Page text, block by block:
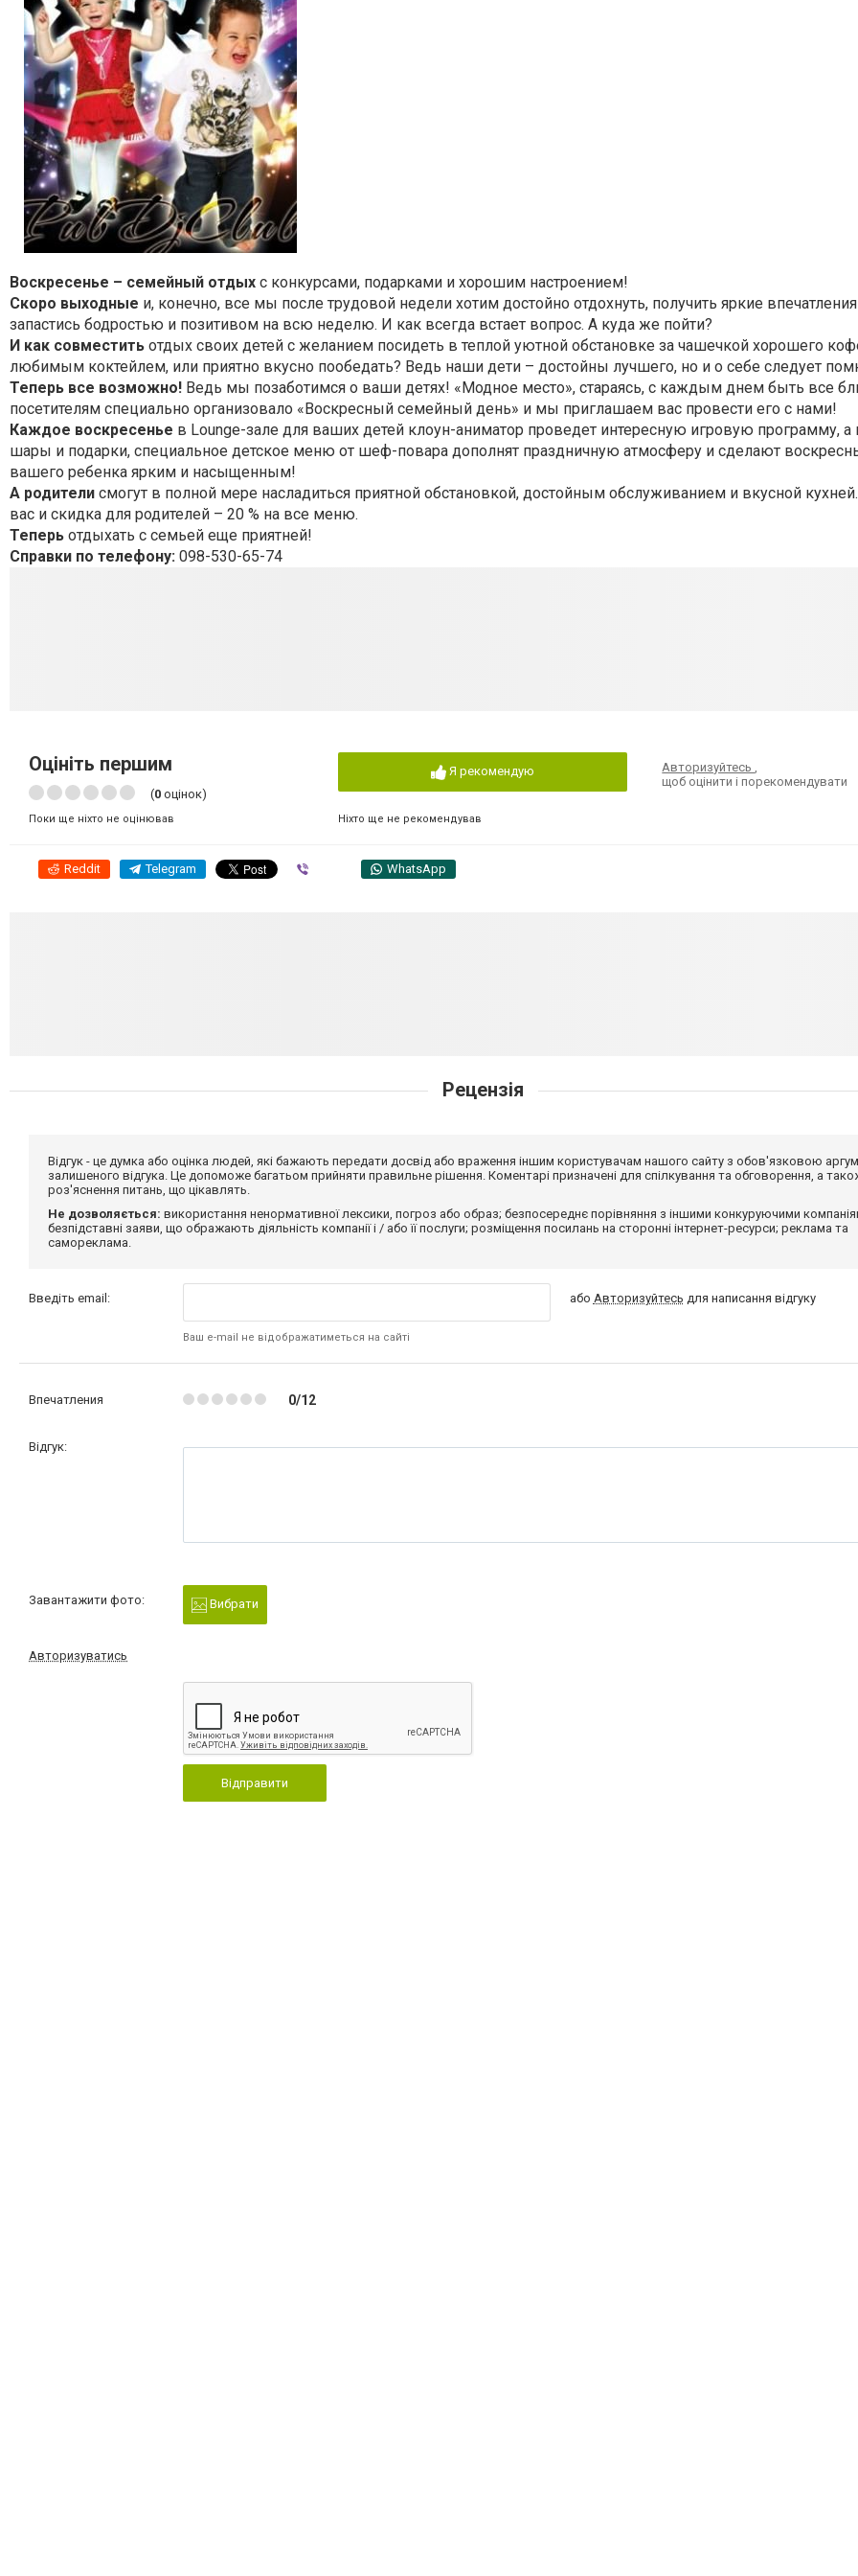
Воскресенье – семейный отдых с конкурсами, подарками и хорошим настроением!
Скоро выходные и, конечно, все мы после трудовой недели хотим достойно отдохнуть, получить яркие
запастись бодростью и позитивом на всю неделю. И как всегда встает вопрос. А куда же пойти?
И как совместить отдых своих детей с желанием посидеть в теплой уютной обстановке за чашечкой хорошего
любимым коктейлем, или приятно вкусно пообедать? Ведь наши дети – достойны лучшего, но и о себе следует
Теперь все возможно! Ведь мы позаботимся о ваши детях! «Модное место», стараясь, с каждым днем быть все
посетителям специально организовало «Воскресный семейный день» и мы приглашаем вас провести его с нами!
Каждое воскресенье в Lounge-зале для ваших детей клоун-аниматор проведет интересную игровую программу,
шары и подарки, специальное детское меню от шеф-повара дополнят праздничную атмосферу и сделают
вашего ребенка ярким и насыщенным!
А родители смогут в полной мере насладиться приятной обстановкой, достойным обслуживанием и вкусной
вас и скидка для родителей – 20 % на все меню.
Теперь отдыхать с семьей еще приятней!
Справки по телефону: 098-530-65-74
Оцініть першим
(0 оцінок)
Поки ще ніхто не оцінював
Я рекомендую
Ніхто ще не рекомендував
Авторизуйтесь,
щоб оцінити і порекомендувати
Reddit Telegram WhatsApp
Рецензія
Відгук - це думка або оцінка людей, які бажають передати досвід або враження іншим користувачам нашого сайту з обов'язковою
залишеного відгука. Це допоможе багатьом прийняти правильне рішення. Коментарі призначені для спілкування та обговорення, а
роз'яснення питань, що цікавлять.
Не дозволяється: використання ненормативної лексики, погроз або образ; безпосереднє порівняння з іншими конкуруючими
безпідставні заяви, що ображають діяльність компанії і / або її послуги; розміщення посилань на сторонні інтернет-ресурси; реклама та
самореклама.
Введіть email:
Ваш e-mail не відображатиметься на сайті
або Авторизуйтесь для написання відгуку
Впечатления 0/12
Відгук:
Завантажити фото: Вибрати
Авторизуватись
Відправити